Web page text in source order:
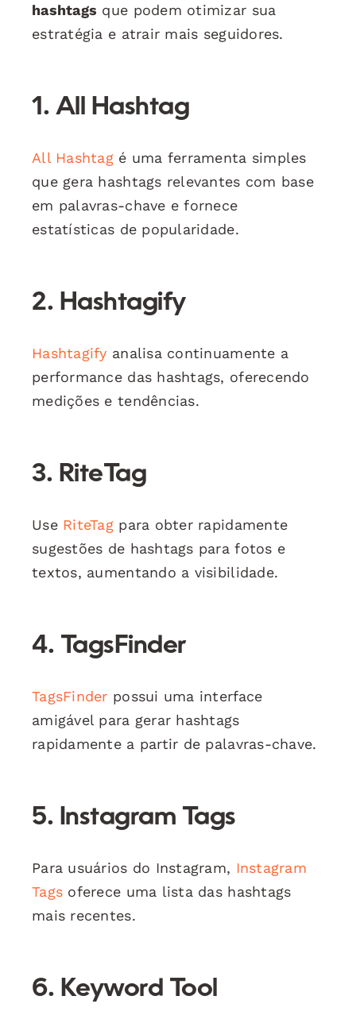
hashtags que podem otimizar sua
estratégia e atrair mais seguidores.
1. All Hashtag
All Hashtagé uma ferramenta simples
que gera hashtags relevantes com base
em palavras-chave e fornece
estatísticas de popularidade.
2. Hashtagify
Hashtagify analisa continuamente a
performance das hashtags, oferecendo
medições e tendências.
3. RiteTag
Use RiteTagpara obter rapidamente
sugestões de hashtags para fotos e
textos, aumentando a visibilidade.
4. TagsFinder
TagsFinder possui uma interface
amigável para gerar hashtags
rapidamente a partir de palavras-chave.
5. Instagram Tags
Para usuários do Instagram, Instagram
Tags oferece uma lista das hashtags
mais recentes.
6. Keyword Tool